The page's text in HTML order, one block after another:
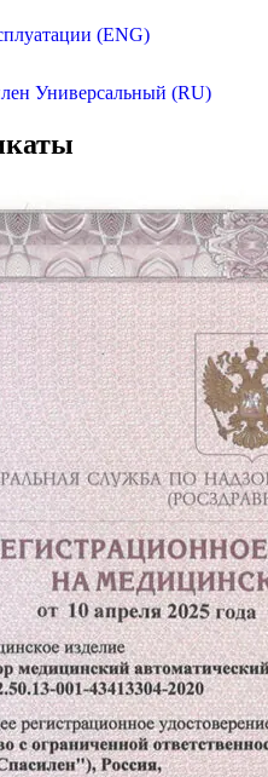
(ENG)
Универсальный (RU)